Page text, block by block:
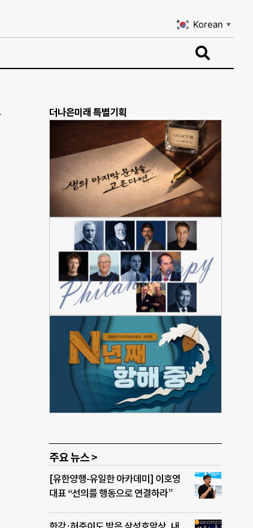
Korean ▼
더나은미래 특별기획
주요 뉴스 >
[유한양행-유일한 아카데미] 이호영
대표 “선의를 행동으로 연결하라”